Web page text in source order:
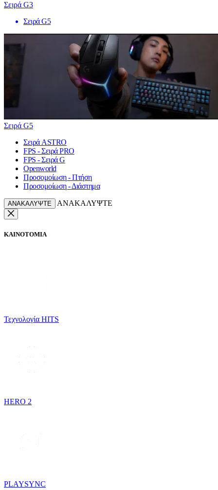
Σειρά G3
Σειρά G5
Σειρά G5
Σειρά ASTRO
FPS - Σειρά PRO
FPS - Σειρά G
Openworld
Προσομοίωση - Πτήση
Προσομοίωση - Διάστημα
ΑΝΑΚΑΛΥΨΤΕ ΑΝΑΚΑΛΥΨΤΕ
ΚΑΙΝΟΤΟΜΙΑ
Τεχνολογία HITS
HERO 2
PLAYSYNC